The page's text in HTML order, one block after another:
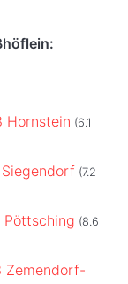
Hornstein (6.1
(7.2
Pöttsching (8.6
Zemendorf-